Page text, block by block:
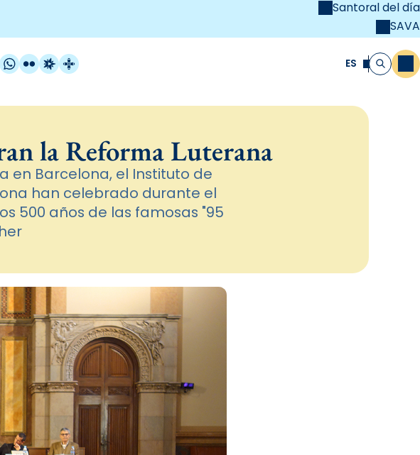
Santoral del día
SAVA
WhatsApp
FlickrRadio Estel
Catalunya Cristiana ES Buscar
la Reforma Luterana
en Barcelona, el Instituto de
han celebrado durante el
500 años de las famosas "95